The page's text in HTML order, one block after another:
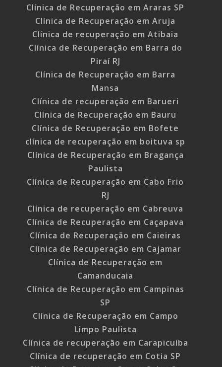
Clínica de Recuperação em Araras SP
Clínica de Recuperação em Aruja
Clínica de recuperação em Atibaia
Clínica de Recuperação em Barra do
Piraí RJ
Clínica de Recuperação em Barra
Mansa
Clínica de recuperação em Barueri
Clínica de Recuperação em Bauru
Clínica de Recuperação em Bofete
clínica de recuperação em boituva sp
Clínica de Recuperação em Bragança
Paulista
Clínica de Recuperação em Cabo Frio
RJ
Clínica de recuperação em Cabreuva
Clínica de Recuperação em Caçapava
Clínica de Recuperação em Caieiras
Clínica de Recuperação em Cajamar
Clínica de Recuperação em
Camanducaia
Clínica de Recuperação em Campinas
SP
Clínica de Recuperação em Campo
Limpo Paulista
Clínica de recuperação em Carapicuíba
Clínica de recuperação em Cotia SP